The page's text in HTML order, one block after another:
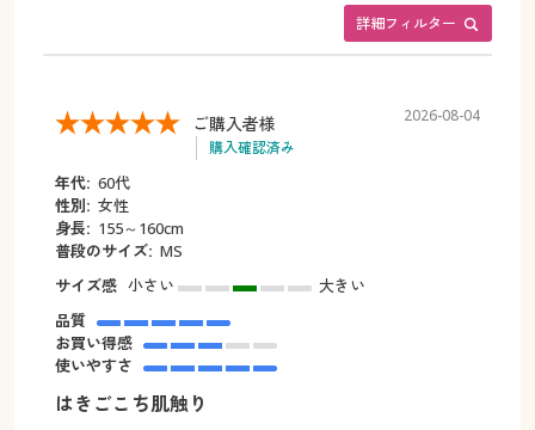
詳細フィルター
ご購入者様
購入確認済み
2026-08-04
年代: 60代
性別: 女性
身長: 155～160cm
普段のサイズ: MS
サイズ感 小さい
大きい
品質
お買い得感
使いやすさ
はきごこち肌触り